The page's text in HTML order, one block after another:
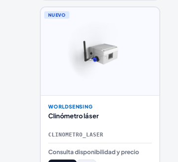
NUEVO
WORLDSENSING
Clinómetro láser
CLINOMETRO_LASER
Consulta disponibilidad y precio